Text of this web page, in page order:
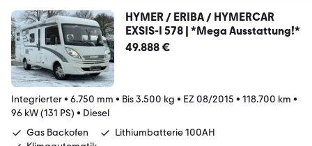
HYMER / ERIBA / HYMERCAR
EXSIS-I 578 | *Mega Ausstattung!*
49.888 €
Integrierter• 6.750 mm • Bis 3.500 kg • EZ 08/2015 • 118.700 km •
96 kW (131 PS) • Diesel
Gas Backofen
Lithiumbatterie 100AH